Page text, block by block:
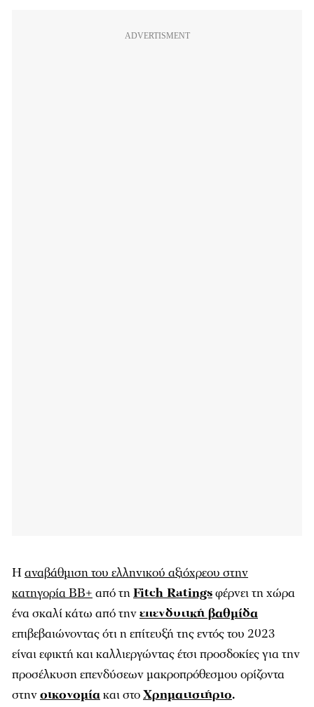
Ηαναβάθμιση του ελληνικού αξιόχρεου στην
κατηγορία BB+ από τηFitch Ratingsφέρνει τη χώρα
ένα σκαλί κάτω από τηνεπενδυτική βαθμίδα
επιβεβαιώνοντας ότι η επίτευξή της εντός του 2023
είναι εφικτή και καλλιεργώντας έτσι προσδοκίες για την
προσέλκυση επενδύσεων μακροπρόθεσμου ορίζοντα
στηνοικονομίακαι στοΧρηματιστήριο.